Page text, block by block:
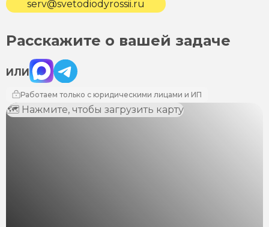
serv@svetodiodyrossii.ru
Расскажите о вашей задаче
ИЛИ
Max Telegram
Работаем только с юридическими лицами и ИП
🗺 Нажмите, чтобы загрузить карту